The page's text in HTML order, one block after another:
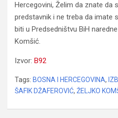
Hercegovini, Želim da znate da
predstavnik i ne treba da imate
biti u Predsedništvu BiH
Komšić.
Izvor: B92
Tags: BOSNA I HERCEGOVINA,
ŠAFIK DŽAFEROVIĆ, ŽELJKO